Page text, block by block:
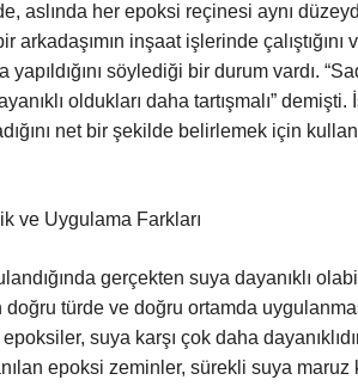
aslında her epoksi reçinesi aynı
arkadaşımın inşaat işlerinde
yapıldığını söylediği bir durum vardı.
oldukları daha tartışmalı”
net bir şekilde belirlemek için
ve Uygulama Farkları
gerçekten suya dayanıklı
türde ve doğru ortamda
suya karşı çok daha
epoksi zeminler, sürekli suya maruz